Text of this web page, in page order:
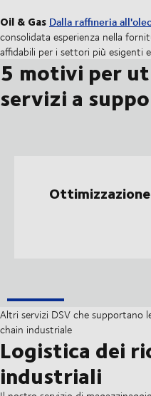
Oil & Gas Dalla raffineria
consolidata esperienza nella
affidabili per i settori più esigenti
5 motivi per
servizi a
Altri servizi DSV che supportano
chain industriale
Logistica dei
industriali